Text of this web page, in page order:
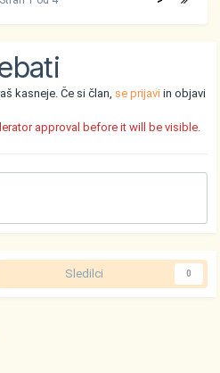
kasneje. Če si član, se prijavi in objavi
approval before it will be visible.
Sledilci 0